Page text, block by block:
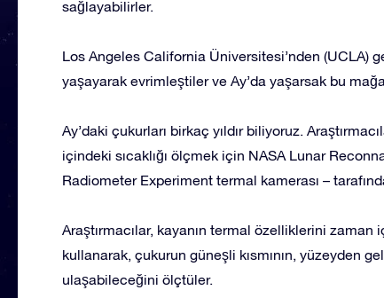
sağlayabilirler.
Los Angeles California Üniversitesi’nden (UCLA)
yaşayarak evrimleştiler ve Ay’da yaşarsak bu
Ay’daki çukurları birkaç yıldır biliyoruz.
içindeki sıcaklığı ölçmek için NASA Lunar
Radiometer Experiment termal kamerası –
Araştırmacılar, kayanın termal özelliklerini
kullanarak, çukurun güneşli kısmının, yüzeyden
ulaşabileceğini ölçtüler.